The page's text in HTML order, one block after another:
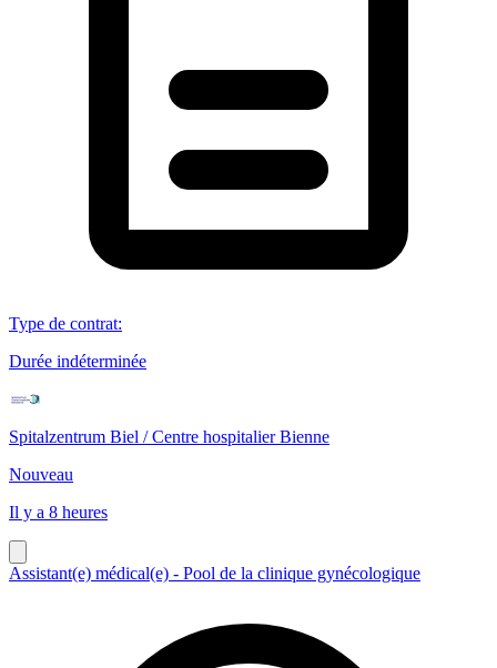
Type de contrat:
Durée indéterminée
Spitalzentrum Biel / Centre hospitalier Bienne
Nouveau
Il y a 8 heures
Assistant(e) médical(e) - Pool de la clinique gynécologique